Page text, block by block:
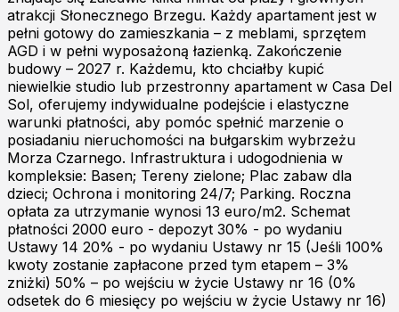
atrakcji Słonecznego Brzegu. Każdy apartament jest w
pełni gotowy do zamieszkania – z meblami, sprzętem
AGD i w pełni wyposażoną łazienką. Zakończenie
budowy – 2027 r. Każdemu, kto chciałby kupić
niewielkie studio lub przestronny apartament w Casa Del
Sol, oferujemy indywidualne podejście i elastyczne
warunki płatności, aby pomóc spełnić marzenie o
posiadaniu nieruchomości na bułgarskim wybrzeżu
Morza Czarnego. Infrastruktura i udogodnienia w
kompleksie: Basen; Tereny zielone; Plac zabaw dla
dzieci; Ochrona i monitoring 24/7; Parking. Roczna
opłata za utrzymanie wynosi 13 euro/m2. Schemat
płatności 2000 euro - depozyt 30% - po wydaniu
Ustawy 14 20% - po wydaniu Ustawy nr 15 (Jeśli 100%
kwoty zostanie zapłacone przed tym etapem – 3%
zniżki) 50% – po wejściu w życie Ustawy nr 16 (0%
odsetek do 6 miesięcy po wejściu w życie Ustawy nr 16)